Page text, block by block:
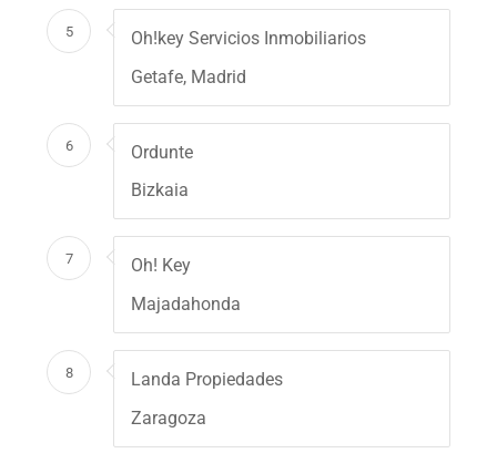
5
Oh!key Servicios Inmobiliarios
Getafe, Madrid
6
Ordunte
Bizkaia
7
Oh! Key
Majadahonda
8
Landa Propiedades
Zaragoza